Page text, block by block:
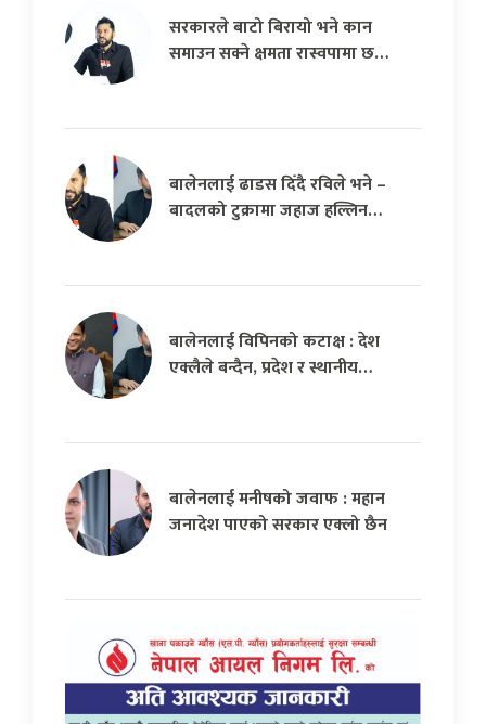
सरकारले बाटो बिरायो भने कान
समाउन सक्ने क्षमता रास्वपामा छ…
बालेनलाई ढाडस दिँदै रविले भने –
बादलको टुक्रामा जहाज हल्लिन…
बालेनलाई विपिनको कटाक्ष : देश
एक्लैले बन्दैन, प्रदेश र स्थानीय…
बालेनलाई मनीषको जवाफ : महान
जनादेश पाएको सरकार एक्लो छैन